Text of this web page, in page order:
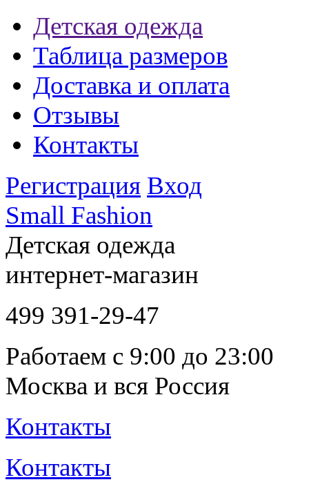
Детская одежда
Таблица размеров
Доставка и оплата
Отзывы
Контакты
Регистрация Вход
Small Fashion
Детская одежда
интернет-магазин
499 391-29-47
Работаем с 9:00 до 23:00
Москва и вся Россия
Контакты
Контакты